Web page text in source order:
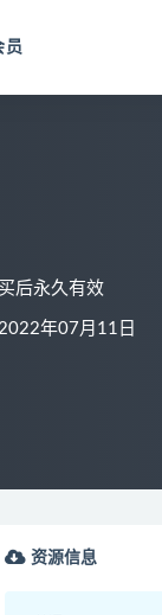
员
后永久有效
年07月11日
资源信息